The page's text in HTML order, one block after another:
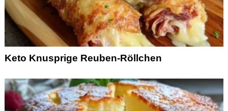
Keto Knusprige Reuben-Röllchen